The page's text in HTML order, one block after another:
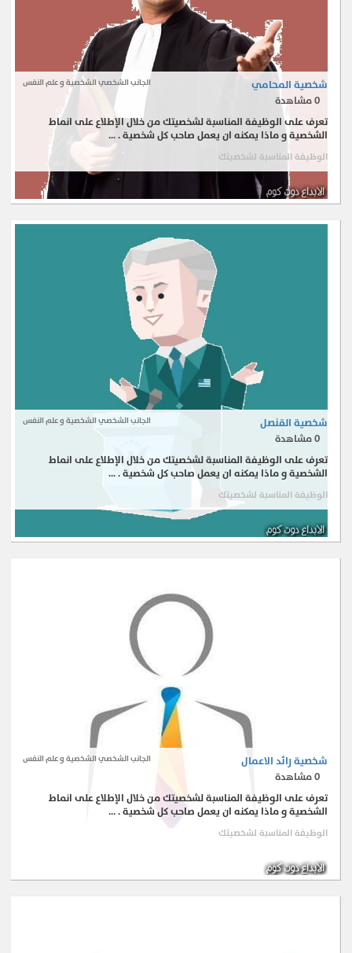
شخصية المحامي الجانب الشخصي الشخصية و علم النفس
0مشاهدة
تعرف على الوظيفة المناسبة لشخصيتك من خلال الإطلاع على انماط
الشخصية و ماذا يمكنه ان يعمل صاحب كل شخصية . ...
الوظيفة المناسبة لشخصيتك
شخصية القنصل الجانب الشخصي الشخصية و علم النفس
0مشاهدة
تعرف على الوظيفة المناسبة لشخصيتك من خلال الإطلاع على انماط
الشخصية و ماذا يمكنه ان يعمل صاحب كل شخصية . ...
الوظيفة المناسبة لشخصيتك
شخصية رائد الاعمال الجانب الشخصي الشخصية و علم النفس
0مشاهدة
تعرف على الوظيفة المناسبة لشخصيتك من خلال الإطلاع على انماط
الشخصية و ماذا يمكنه ان يعمل صاحب كل شخصية . ...
الوظيفة المناسبة لشخصيتك